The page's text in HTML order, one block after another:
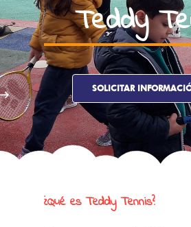
Teddy
SOLICITAR
¿Qué es Teddy Tennis?